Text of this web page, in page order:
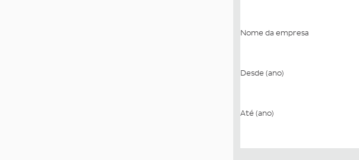
Nome da empresa
Desde (ano)
Até (ano)